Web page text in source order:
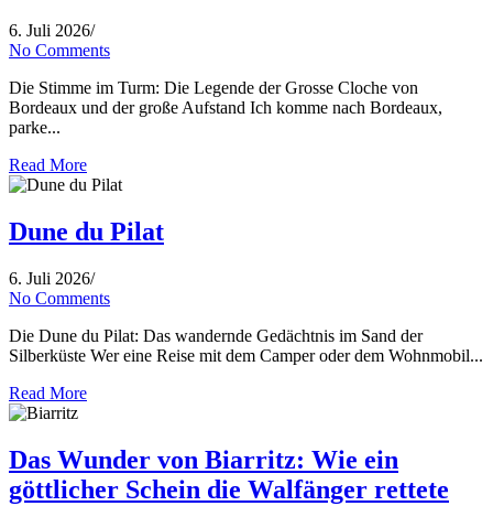
6. Juli 2026/
No Comments
Die Stimme im Turm: Die Legende der Grosse Cloche von
Bordeaux und der große Aufstand Ich komme nach Bordeaux,
parke...
Read More
Dune du Pilat
6. Juli 2026/
No Comments
Die Dune du Pilat: Das wandernde Gedächtnis im Sand der
Silberküste Wer eine Reise mit dem Camper oder dem Wohnmobil...
Read More
Das Wunder von Biarritz: Wie ein
göttlicher Schein die Walfänger rettete